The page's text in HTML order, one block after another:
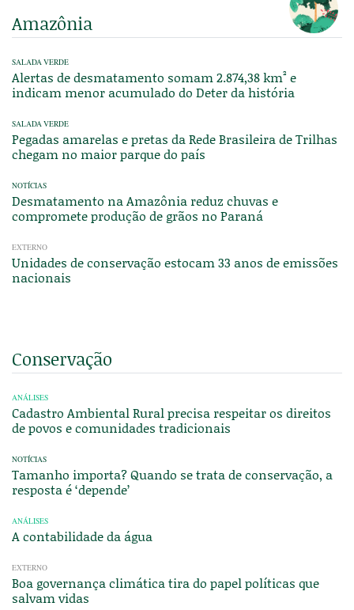
Amazônia
SALADA VERDE
Alertas de desmatamento somam 2.874,38 km² e
indicam menor acumulado do Deter da história
SALADA VERDE
Pegadas amarelas e pretas da Rede Brasileira de Trilhas
chegam no maior parque do país
NOTÍCIAS
Desmatamento na Amazônia reduz chuvas e
compromete produção de grãos no Paraná
EXTERNO
Unidades de conservação estocam 33 anos de emissões
nacionais
Conservação
ANÁLISES
Cadastro Ambiental Rural precisa respeitar os direitos
de povos e comunidades tradicionais
NOTÍCIAS
Tamanho importa? Quando se trata de conservação, a
resposta é ‘depende’
ANÁLISES
A contabilidade da água
EXTERNO
Boa governança climática tira do papel políticas que
salvam vidas